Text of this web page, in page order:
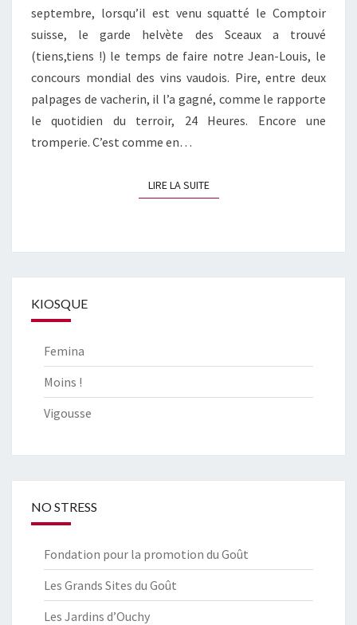
septembre, lorsqu’il est venu squatté le Comptoir
suisse, le garde helvète des Sceaux a trouvé
(tiens,tiens !) le temps de faire notre Jean-Louis, le
concours mondial des vins vaudois. Pire, entre deux
palpages de vacherin, il l’a gagné, comme le rapporte
le quotidien du terroir, 24 Heures. Encore une
tromperie. C’est comme en…
LIRE LA SUITELIRE LA SUITE
KIOSQUE
Femina
Moins !
Vigousse
NO STRESS
Fondation pour la promotion du Goût
Les Grands Sites du Goût
Les Jardins d’Ouchy